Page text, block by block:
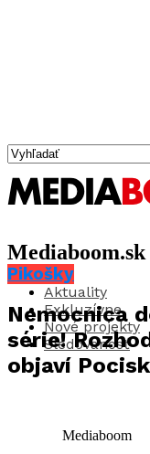
Mediaboom.sk
Aktuality
Exkluzívne
Nové projekty
Sledovanosť
Pikošky
Nemocnica
série!
objaví
Mediaboom